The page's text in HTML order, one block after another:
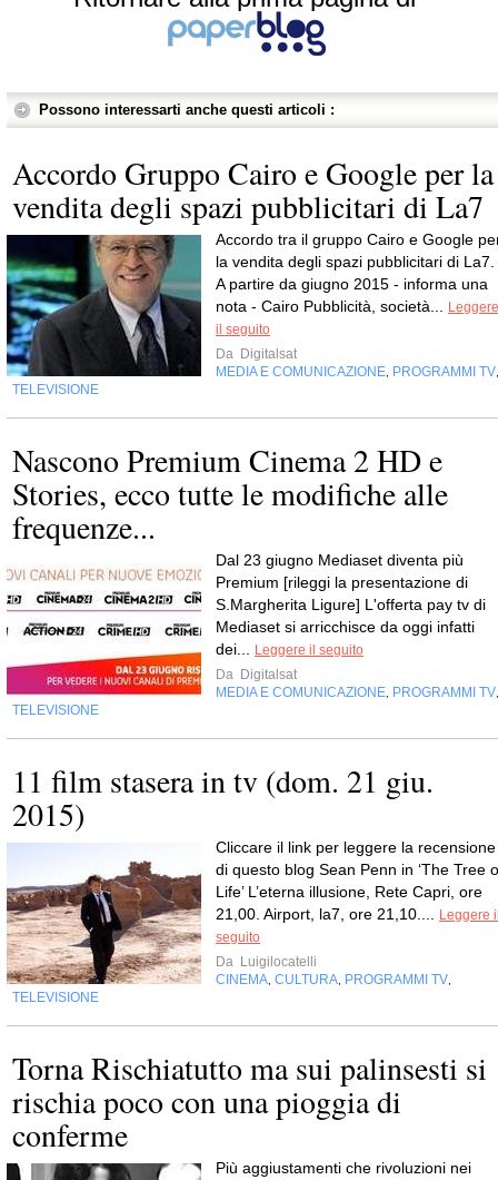
Possono interessarti anche questi articoli :
Accordo Gruppo Cairo e Google per la
vendita degli spazi pubblicitari di La7
Accordo tra il gruppo Cairo e Google
la vendita degli spazi pubblicitari di La7.
A partire da giugno 2015 - informa una
nota - Cairo Pubblicità, società...
Leggere
il seguito
Da Digitalsat
MEDIA E COMUNICAZIONE PROGRAMMI TV
TELEVISIONE
Nascono Premium Cinema 2 HD e
Stories, ecco tutte le modifiche alle
frequenze...
Dal 23 giugno Mediaset diventa più
Premium [rileggi la presentazione di
S.Margherita Ligure] L'offerta pay tv di
Mediaset si arricchisce da oggi infatti
dei...
Leggere il seguito
Da Digitalsat
MEDIA E COMUNICAZIONE PROGRAMMI TV
TELEVISIONE
11 film stasera in tv (dom. 21 giu.
2015)
Cliccare il link per leggere la recensione
di questo blog Sean Penn in ‘The Tree
Life’ L’eterna illusione, Rete Capri, ore
21,00. Airport, la7, ore 21,10....
Leggere
seguito
Da Luigilocatelli
CINEMA CULTURA PROGRAMMI TV
TELEVISIONE
Torna Rischiatutto ma sui palinsesti si
rischia poco con una pioggia di
conferme
Più aggiustamenti che rivoluzioni nei